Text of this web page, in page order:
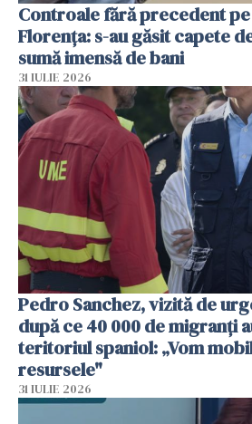
Controale fără precedent
Florența: s-au găsit capete
sumă imensă de bani
31 IULIE 2026
Pedro Sanchez, vizită de
după ce 40 000 de migranți
teritoriul spaniol: „Vom
resursele"
31 IULIE 2026